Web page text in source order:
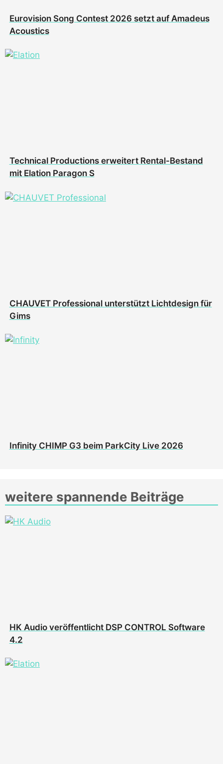
Eurovision Song Contest 2026 setzt auf Amadeus
Acoustics
Technical Productions erweitert Rental-Bestand
mit Elation Paragon S
CHAUVET Professional unterstützt Lichtdesign für
Gims
Infinity CHIMP G3 beim ParkCity Live 2026
weitere spannende Beiträge
HK Audio veröffentlicht DSP CONTROL Software
4.2